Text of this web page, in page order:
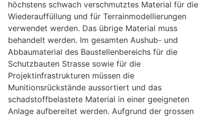
höchstens schwach verschmutztes Material für die
Wiederauffüllung und für Terrainmodellierungen
verwendet werden. Das übrige Material muss
behandelt werden. Im gesamten Aushub- und
Abbaumaterial des Baustellenbereichs für die
Schutzbauten Strasse sowie für die
Projektinfrastrukturen müssen die
Munitionsrückstände aussortiert und das
schadstoffbelastete Material in einer geeigneten
Anlage aufbereitet werden. Aufgrund der grossen